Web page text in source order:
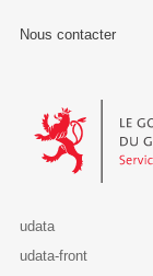
Nous contacter
Le
udata
udata-front